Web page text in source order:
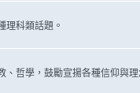
理科類話題。
、哲學，鼓勵宣揚各種信仰與理